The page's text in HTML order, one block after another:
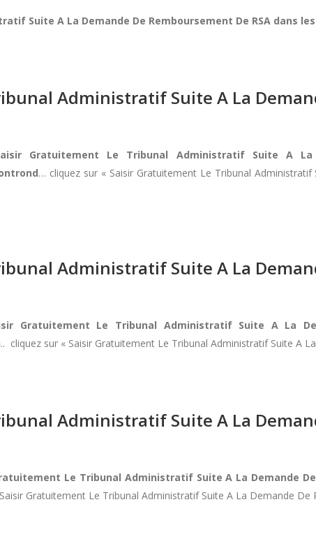
Suite A La Demande De Remboursement De RSA dans
Administratif Suite A La
Gratuitement Le Tribunal Administratif Suite A La
… cliquez sur « Saisir Gratuitement Le Tribunal
Administratif Suite A La
Gratuitement Le Tribunal Administratif Suite A La
.. cliquez sur « Saisir Gratuitement Le Tribunal Administratif Suite A
Administratif Suite A La
Le Tribunal Administratif Suite A La Demande
Gratuitement Le Tribunal Administratif Suite A La Demande De